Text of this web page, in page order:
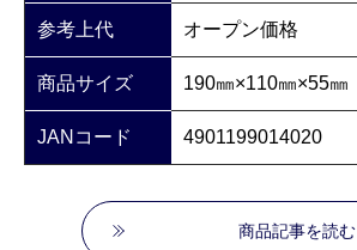
参考上代 オープン価格
商品サイズ 190㎜×110㎜×55㎜
JANコード 4901199014020
商品記事を読む